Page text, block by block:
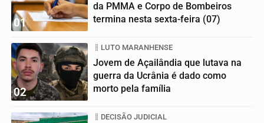
01
da PMMA e Corpo de Bombeiros
termina nesta sexta-feira (07)
02
LUTO MARANHENSE
Jovem de Açailândia que lutava na
guerra da Ucrânia é dado como
morto pela família
DECISÃO JUDICIAL